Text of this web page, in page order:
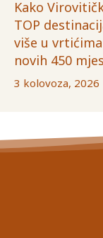
Kako
TOP
više u
novih 450
3 kolovoza, 2026